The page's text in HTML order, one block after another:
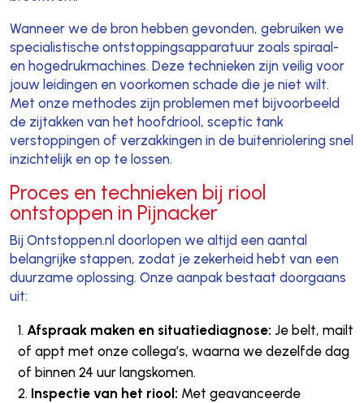
Wanneer we de bron hebben gevonden, gebruiken we
specialistische ontstoppingsapparatuur zoals spiraal-
en hogedrukmachines. Deze technieken zijn veilig voor
jouw leidingen en voorkomen schade die je niet wilt.
Met onze methodes zijn problemen met bijvoorbeeld
de zijtakken van het hoofdriool, sceptic tank
verstoppingen of verzakkingen in de buitenriolering snel
inzichtelijk en op te lossen.
Proces en technieken bij riool
ontstoppen in Pijnacker
Bij Ontstoppen.nl doorlopen we altijd een aantal
belangrijke stappen, zodat je zekerheid hebt van een
duurzame oplossing. Onze aanpak bestaat doorgaans
uit:
Afspraak maken en situatiediagnose: Je belt, mailt
of appt met onze collega’s, waarna we dezelfde dag
of binnen 24 uur langskomen.
Inspectie van het riool: Met geavanceerde